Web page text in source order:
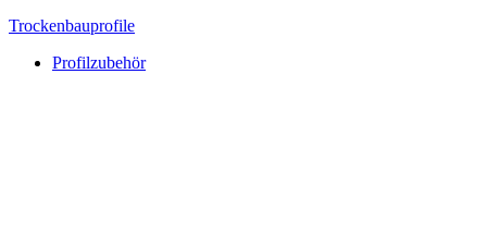
Trockenbauprofile
Profilzubehör